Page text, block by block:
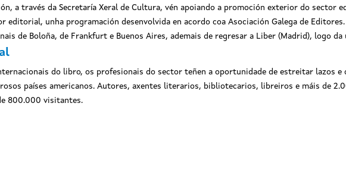
a través da Secretaría Xeral de Cultura, vén apoiando a promoción exterior do sector
editorial, unha programación desenvolvida en acordo coa Asociación Galega de
de Boloña, de Frankfurt e Buenos Aires, ademais de regresar a Liber (Madrid), logo
do libro, os profesionais do sector teñen a oportunidade de estreitar lazos e
países americanos. Autores, axentes literarios, bibliotecarios, libreiros e máis de
800.000 visitantes.